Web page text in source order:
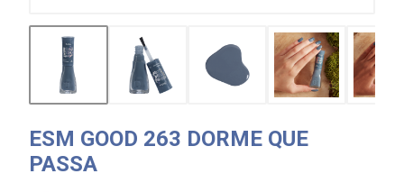
ESM GOOD 263 DORME QUE
PASSA